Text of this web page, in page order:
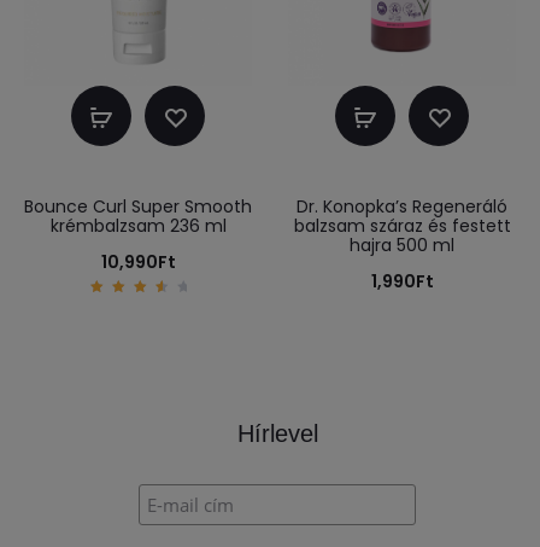
Kosárba
Bounce Curl Super Smooth
krémbalzsam 236 ml
10,990Ft
Kosárba
Dr. Konopka’s Regeneráló
balzsam száraz és festett
hajra 500 ml
1,990Ft
Hírlevel